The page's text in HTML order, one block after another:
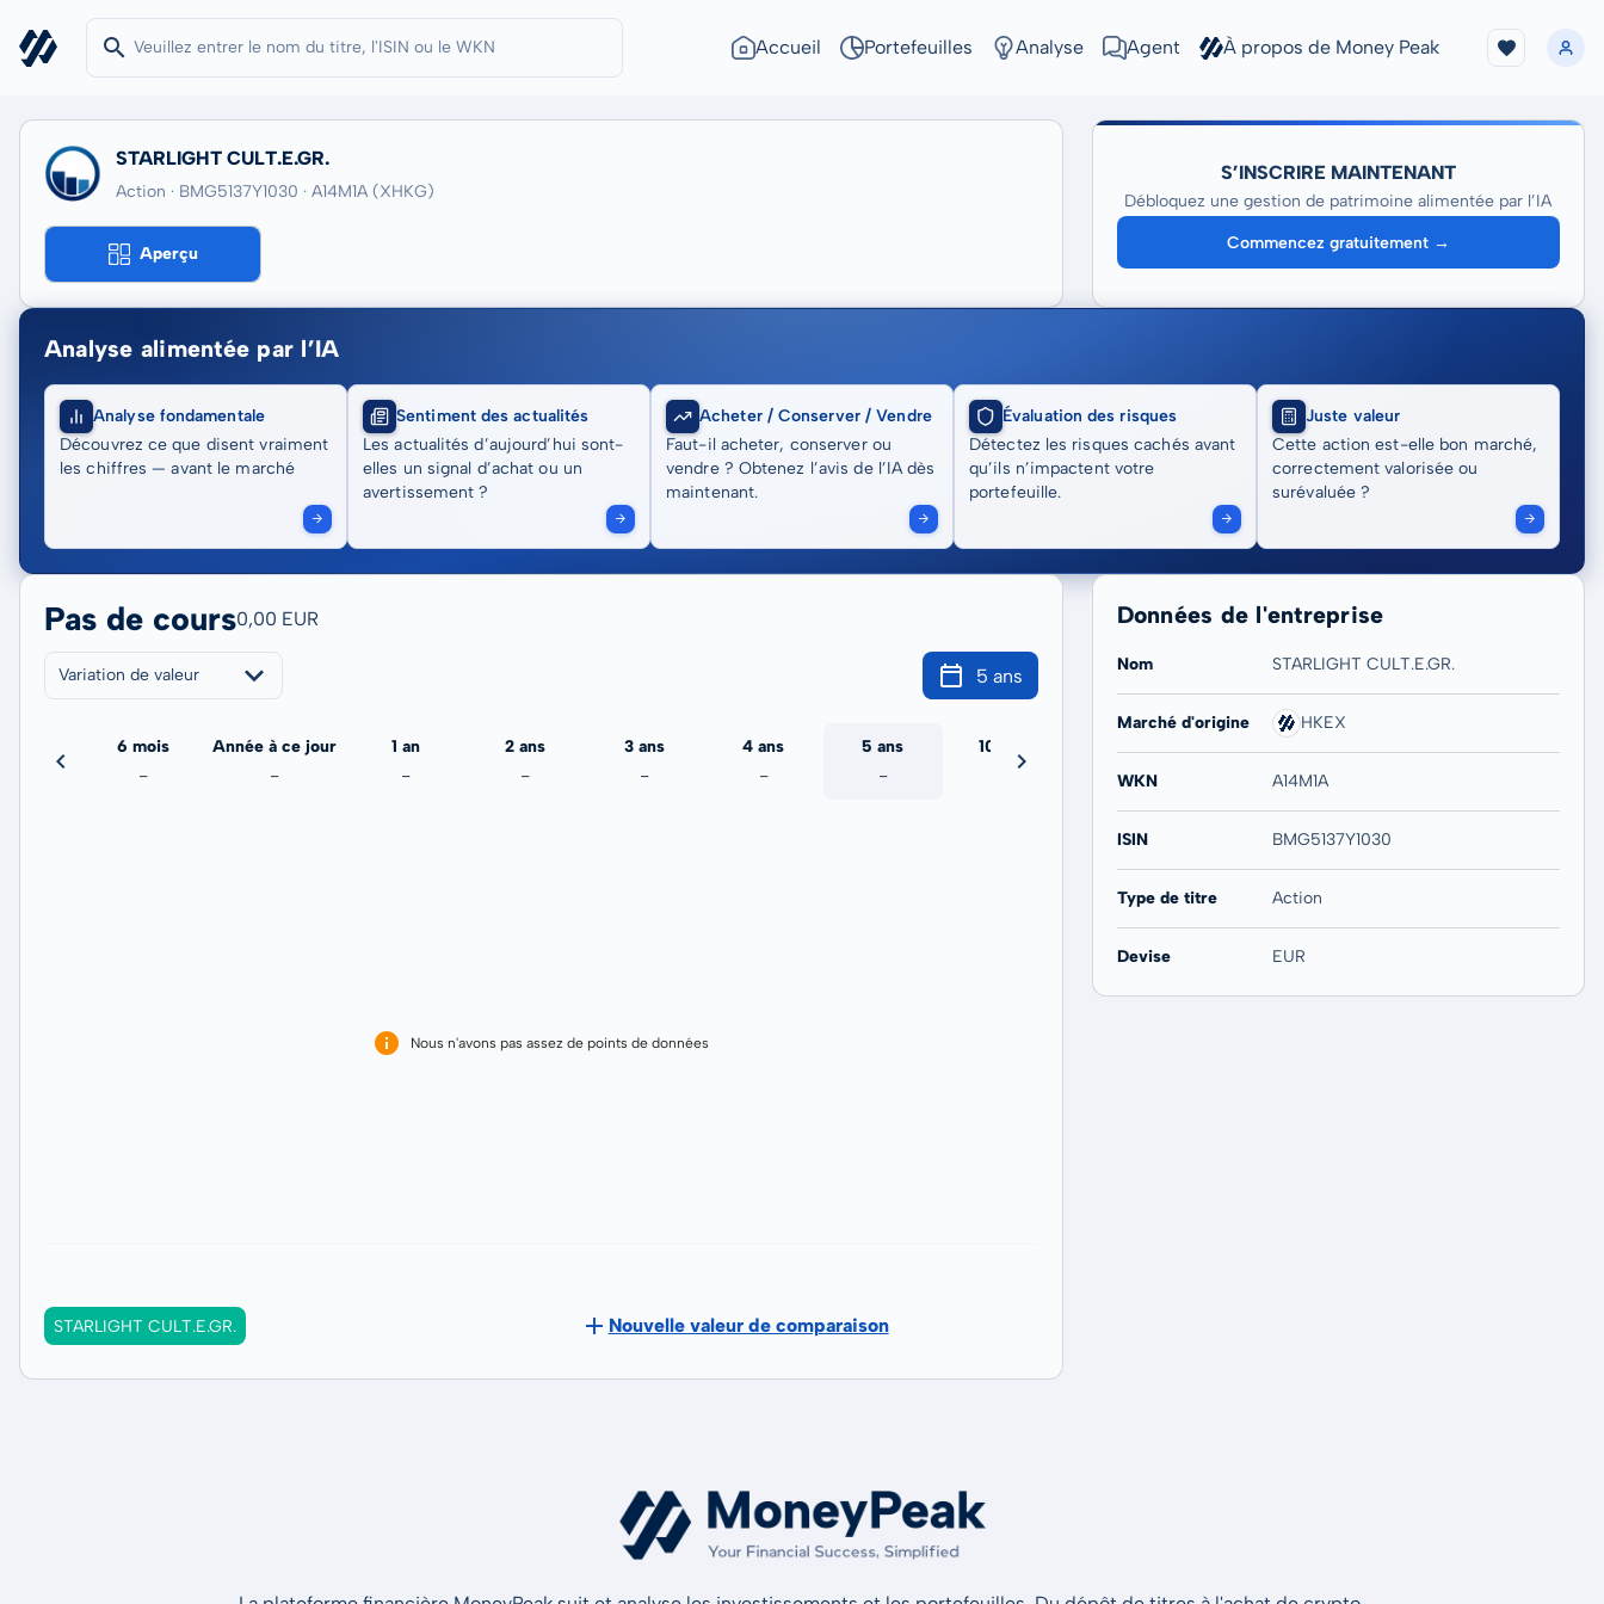
Accueil Portefeuilles Analyse Agent À propos de Money Peak
STARLIGHT CULT.E.GR.
Action · BMG5137Y1030 · A14M1A (XHKG)
Aperçu
S’INSCRIRE MAINTENANT
Débloquez une gestion de patrimoine alimentée par l’IA
Commencez gratuitement →
Analyse alimentée par l’IA
Analyse fondamentale
Découvrez ce que disent vraiment
les chiffres — avant le marché
Sentiment des actualités
Les actualités d’aujourd’hui sont-
elles un signal d’achat ou un
avertissement ?
Acheter / Conserver / Vendre
Faut-il acheter, conserver ou
vendre ? Obtenez l’avis de l’IA dès
maintenant.
Évaluation des risques
Détectez les risques cachés avant
qu’ils n’impactent votre
portefeuille.
Juste valeur
Cette action est-elle bon marché,
correctement valorisée ou
surévaluée ?
Pas de cours0,00 EUR
Variation de valeur 5 ans
6 mois
-
Année à ce jour
-
1 an
-
2 ans
-
3 ans
-
4 ans
-
5 ans
-
10 ans
-
Nous n'avons pas assez de points de données
STARLIGHT CULT.E.GR. Nouvelle valeur de comparaison
Données de l'entreprise
Nom STARLIGHT CULT.E.GR.
Marché d'origine HKEX
WKN A14M1A
ISIN BMG5137Y1030
Type de titre Action
Devise EUR